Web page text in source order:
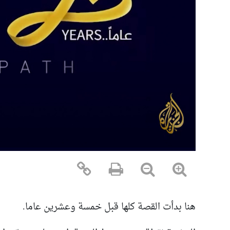
هنا بدأت القصة كلها قبل خمسة وعشرين عاما.